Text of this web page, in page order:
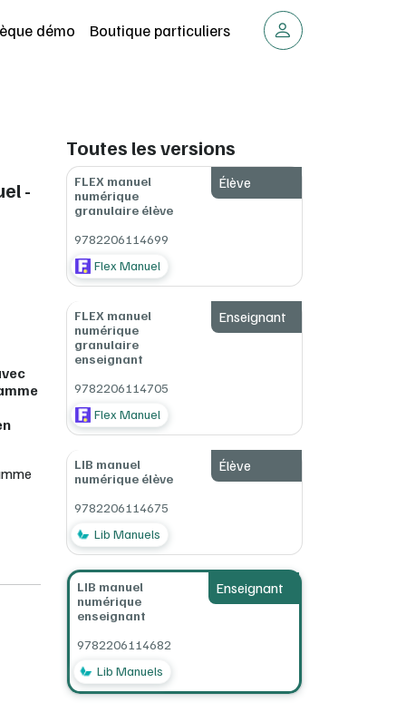
démo Boutique particuliers
-
Toutes les versions
Élève
FLEX manuel
numérique
granulaire élève
9782206114699
Flex Manuel
Enseignant
FLEX manuel
numérique
granulaire
enseignant
9782206114705
Flex Manuel
Élève
LIB manuel
numérique élève
9782206114675
Lib Manuels
Enseignant
LIB manuel
numérique
enseignant
9782206114682
Lib Manuels